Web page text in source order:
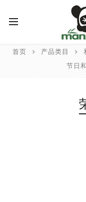
首页 产品类目
节日